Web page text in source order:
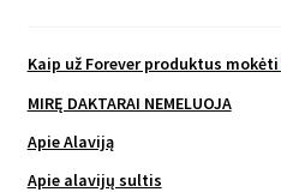
Kaip už Forever produktus mokėti
MIRĘ DAKTARAI NEMELUOJA
Apie Alaviją
Apie alavijų sultis